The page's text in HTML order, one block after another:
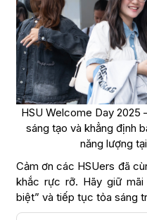
HSU Welcome Day 2025
sáng tạo và khẳng định
năng lượng
Cảm ơn các HSUers đã
khắc rực rỡ. Hãy giữ
biệt” và tiếp tục tỏa sáng